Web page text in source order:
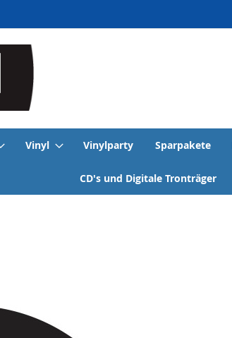
Vinyl Vinylparty Sparpakete
CD's und Digitale Tronträger